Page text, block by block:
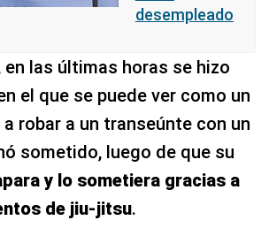
desempleado
en las últimas horas se hizo
el que se puede ver como un
robar a un transeúnte con un
sometido, luego de que su
y lo sometiera gracias a
de jiu-jitsu.